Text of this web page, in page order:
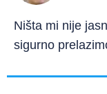
Ništa mi nije
sigurno